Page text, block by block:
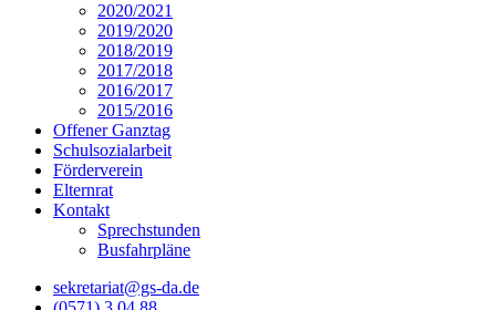
2020/2021
2019/2020
2018/2019
2017/2018
2016/2017
2015/2016
Offener Ganztag
Schulsozialarbeit
Förderverein
Elternrat
Kontakt
Sprechstunden
Busfahrpläne
sekretariat@gs-da.de